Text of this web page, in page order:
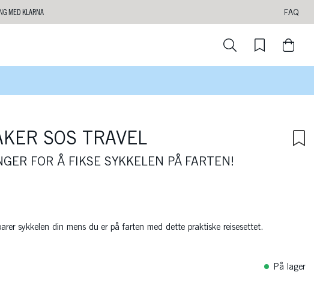
MED KLARNA FAQ
SOS TRAVEL
FOR Å FIKSE SYKKELEN PÅ FARTEN!
sykkelen din mens du er på farten med dette praktiske reisesettet.
På lager